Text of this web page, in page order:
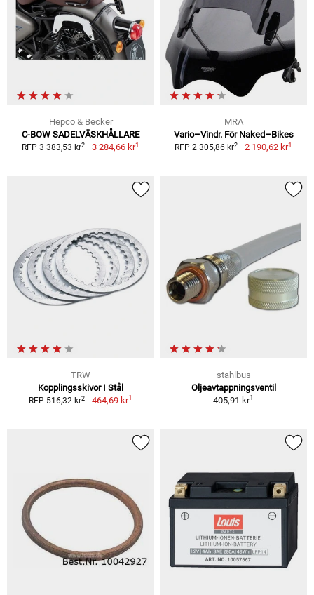
Hepco & Becker
C-BOW SADELVÄSKHÅLLARE
RFP 3 383,53 kr2 3 284,66 kr1
MRA
Vario–Vindr. För Naked–Bikes
RFP 2 305,86 kr2 2 190,62 kr1
TRW
Kopplingsskivor I Stål
RFP 516,32 kr2 464,69 kr1
stahlbus
Oljeavtappningsventil
405,91 kr1